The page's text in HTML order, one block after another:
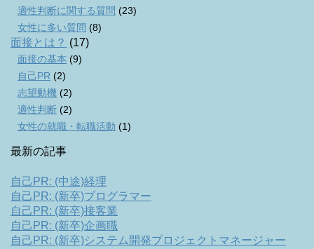
適性判断に関する質問 (23)
女性に多い質問 (8)
面接とは？ (17)
面接の基本 (9)
自己PR (2)
志望動機 (2)
適性判断 (2)
女性の就職・転職活動 (1)
最新の記事
自己PR: (中途)経理
自己PR: (新卒)プログラマー
自己PR: (新卒)接客業
自己PR: (新卒)企画職
自己PR: (新卒)システム開発プロジェクトマネージャー